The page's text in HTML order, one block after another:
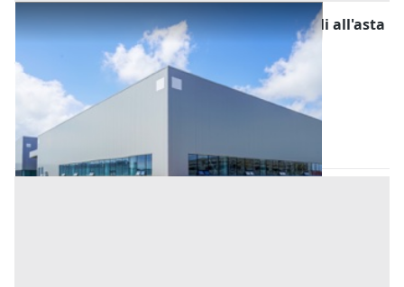
Fabbricati Costruiti per Esigenze Industriali all'asta
a Padova
Selvazzano Dentro
Offerta minima
1.287.750 € 1.717.000 €
Codice asta:
Asta chiusa